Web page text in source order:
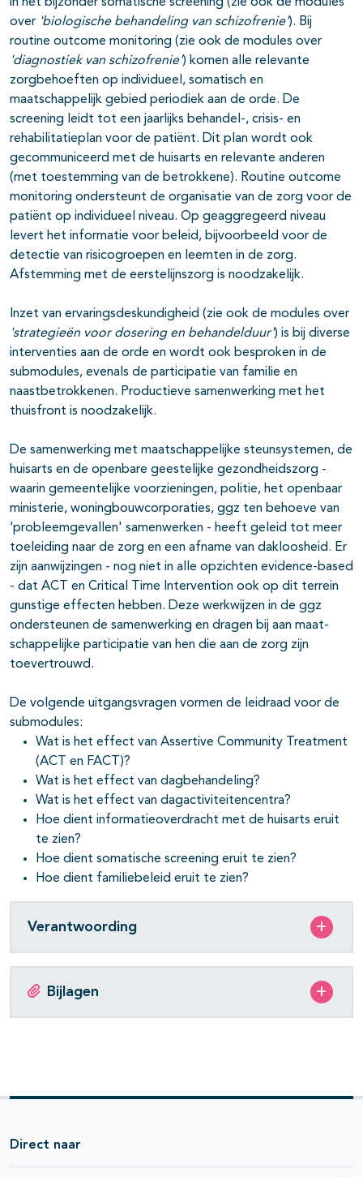
over 'biologische behandeling van schizofrenie'). Bij
routine outcome moni­toring (zie ook de modules over
'diagnostiek van schizofrenie') komen alle relevante
zorgbehoeften op indi­vidueel, somatisch en
maatschappelijk gebied periodiek aan de orde. De
screening leidt tot een jaarlijks behandel-, crisis- en
rehabilitatieplan voor de patiënt. Dit plan wordt ook
gecommuniceerd met de huisarts en rele­vante anderen
(met toestemming van de betrokkene). Routine outcome
monitoring ondersteunt de organisatie van de zorg voor de
patiënt op indi­vidueel niveau. Op geaggregeerd niveau
levert het informatie voor beleid, bijvoorbeeld voor de
detectie van risicogroepen en leemten in de zorg.
Afstemming met de eerstelijnszorg is noodzakelijk.
Inzet van ervaringsdeskundigheid (zie ook de modules over
'strategieën voor dosering en behandelduur') is bij diverse
inter­venties aan de orde en wordt ook besproken in de
submodules, evenals de participatie van familie en
naastbetrokkenen. Productieve samenwerking met het
thuisfront is noodzakelijk.
De samenwerking met maatschappelijke steunsystemen, de
huisarts en de openbare geestelijke gezondheidszorg -
waarin gemeentelijke voor­zieningen, politie, het openbaar
ministerie, woningbouwcorporaties, ggz ten behoeve van
‘probleemgevallen' samenwerken - heeft geleid tot meer
toeleiding naar de zorg en een afname van dakloosheid. Er
zijn aanwij­zingen - nog niet in alle opzichten evidence-based
- dat ACT en Critical Time Intervention ook op dit terrein
gunstige effecten hebben. Deze werk­wijzen in de ggz
ondersteunen de samenwerking en dragen bij aan maat­
schappelijke participatie van hen die aan de zorg zijn
toevertrouwd.
De volgende uitgangsvragen vormen de leidraad voor de
submodules:
Wat is het effect van Assertive Community Treatment
(ACT en FACT)?
Wat is het effect van dagbehandeling?
Wat is het effect van dagactiviteitencentra?
Hoe dient informatieoverdracht met de huisarts eruit
te zien?
Hoe dient somatische screening eruit te zien?
Hoe dient familiebeleid eruit te zien?
Verantwoording
Bijlagen
Direct naar